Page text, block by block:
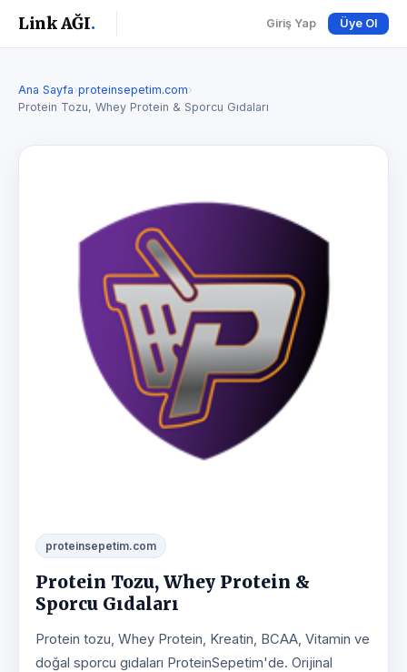
Link AĞI. Giriş Yap Üye Ol
Ana Sayfa›proteinsepetim.com›
Protein Tozu, Whey Protein & Sporcu Gıdaları
proteinsepetim.com
Protein Tozu, Whey Protein &
Sporcu Gıdaları
Protein tozu, Whey Protein, Kreatin, BCAA, Vitamin ve
doğal sporcu gıdaları ProteinSepetim'de. Orijinal